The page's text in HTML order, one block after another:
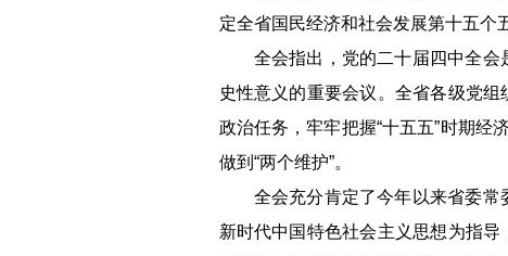
定全省国民经济和社会发展第十五个
全会指出，党的二十届四中全
史性意义的重要会议。全省各级党
政治任务，牢牢把握“十五五”时期经
做到“两个维护”。
全会充分肯定了今年以来省委
新时代中国特色社会主义思想为指